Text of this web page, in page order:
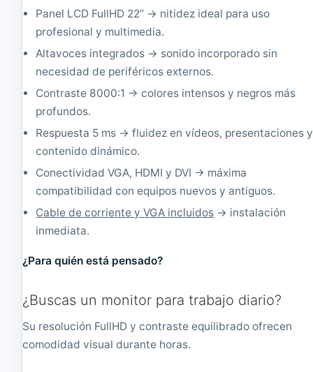
0
Panel LCD FullHD 22’’ → nitidez ideal para uso
profesional y multimedia.
Altavoces integrados → sonido incorporado sin
necesidad de periféricos externos.
Contraste 8000:1 → colores intensos y negros más
profundos.
Respuesta 5 ms → fluidez en vídeos, presentaciones y
contenido dinámico.
Conectividad VGA, HDMI y DVI → máxima
compatibilidad con equipos nuevos y antiguos.
Cable de corriente y VGA incluidos → instalación
inmediata.
¿Para quién está pensado?
¿Buscas un monitor para trabajo diario?
Su resolución FullHD y contraste equilibrado ofrecen
comodidad visual durante horas.